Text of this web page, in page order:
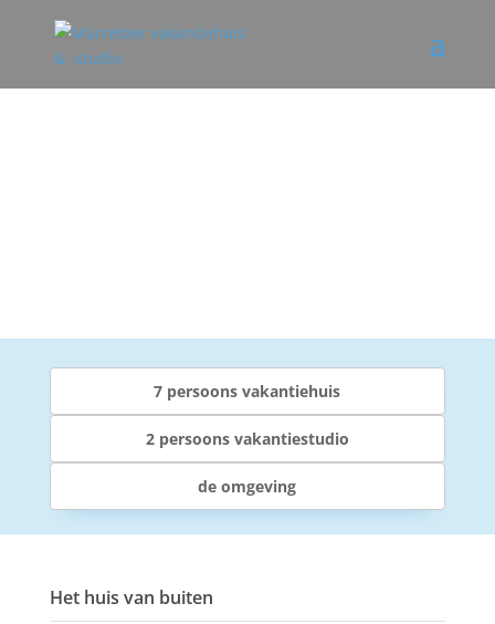
7 persoons vakantiehuis
2 persoons vakantiestudio
de omgeving
Het huis van buiten